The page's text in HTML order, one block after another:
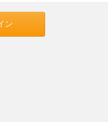
イン